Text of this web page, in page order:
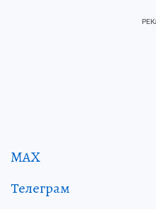
MAX
Телеграм